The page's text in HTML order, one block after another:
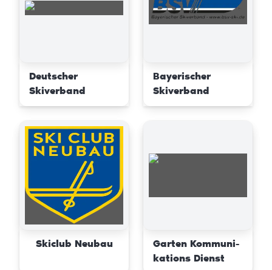
Deutscher
Skiverband
Bayerischer
Skiverband
Skiclub Neubau
Garten Kommuni-
kations Dienst